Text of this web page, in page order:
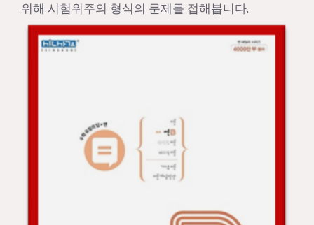
위해 시험위주의 형식의 문제를 접해봅니다.